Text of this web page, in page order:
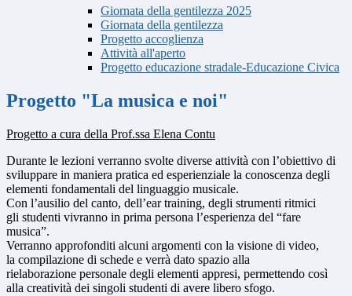
Giornata della gentilezza 2025
Giornata della gentilezza
Progetto accoglienza
Attività all'aperto
Progetto educazione stradale-Educazione Civica
Progetto "La musica e noi"
Progetto a cura della Prof.ssa Elena Contu
Durante le lezioni verranno svolte diverse attività con l’obiettivo di
sviluppare in maniera pratica ed esperienziale la conoscenza degli
elementi fondamentali del linguaggio musicale.
Con l’ausilio del canto, dell’ear training, degli strumenti ritmici
gli studenti vivranno in prima persona l’esperienza del “fare
musica”.
Verranno approfonditi alcuni argomenti con la visione di video,
la compilazione di schede e verrà dato spazio alla
rielaborazione personale degli elementi appresi, permettendo così
alla creatività dei singoli studenti di avere libero sfogo.